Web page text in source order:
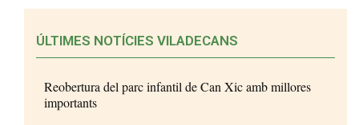
ÚLTIMES NOTÍCIES VILADECANS
Reobertura del parc infantil de Can Xic amb millores
importants